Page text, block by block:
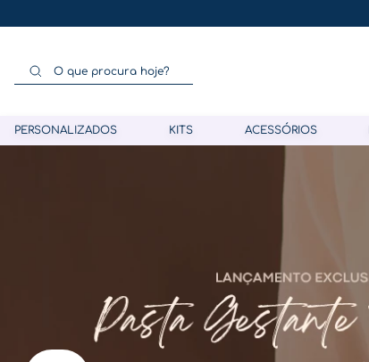
O que procura hoje?
PERSONALIZADOS KITS ACESSÓRIOS
5º folha memórias barriga